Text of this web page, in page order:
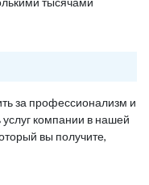
за профессионализм и
компании в нашей
вы получите,